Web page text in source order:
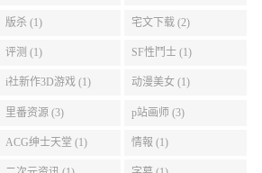
版杀 (1) 宅文下载 (2)
评测 (1) SF性鬥士 (1)
i社新作3D游戏 (1) 动漫美女 (1)
里番资源 (3) p站画师 (3)
ACG绅士天堂 (1) 情報 (1)